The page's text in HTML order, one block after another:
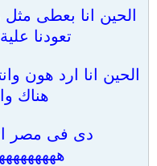
الحين انا بعطى
تعودنا
الحين انا ارد هون
هناك
دى فى مصر